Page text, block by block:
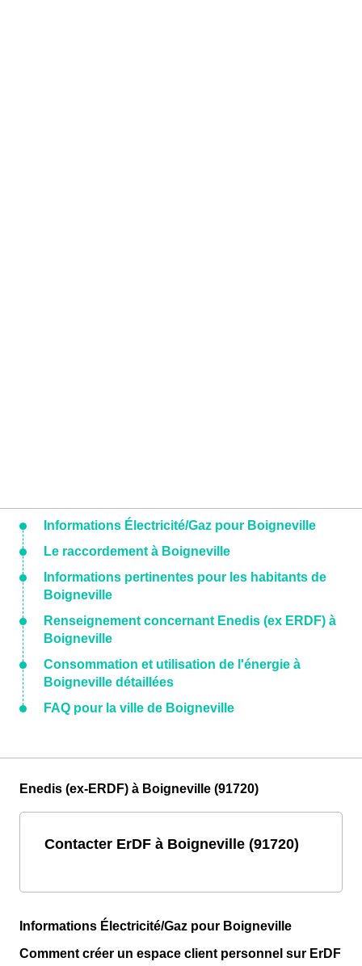
Informations Électricité/Gaz pour Boigneville
Le raccordement à Boigneville
Informations pertinentes pour les habitants de
Boigneville
Renseignement concernant Enedis (ex ERDF) à
Boigneville
Consommation et utilisation de l'énergie à
Boigneville détaillées
FAQ pour la ville de Boigneville
Enedis (ex-ERDF) à Boigneville (91720)
Contacter ErDF à Boigneville (91720)
Informations Électricité/Gaz pour Boigneville
Comment créer un espace client personnel sur ErDF